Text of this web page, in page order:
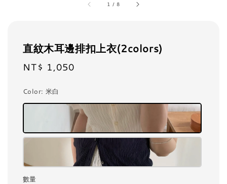
1 /8
直紋木耳邊排扣上衣(2colors)
Regular
NT$ 1,050
Color: 米白
數量